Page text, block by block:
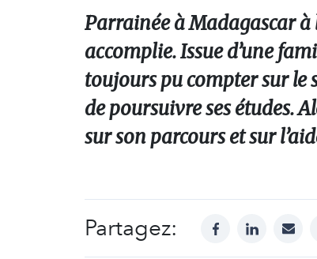
Parrainée à Madagascar à
accomplie. Issue d’une
toujours pu compter sur le
de poursuivre ses études.
sur son parcours et sur
Partagez: facebooklinkedinmail